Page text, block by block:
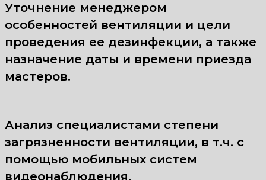
Уточнение менеджером
особенностей вентиляции и цели
проведения ее дезинфекции, а также
назначение даты и времени приезда
мастеров.
Анализ специалистами степени
загрязненности вентиляции, в т.ч. с
помощью мобильных систем
видеонаблюдения.